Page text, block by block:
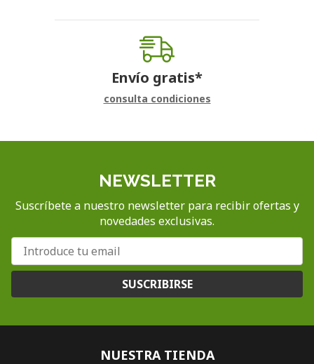
Envío gratis*
consulta condiciones
NEWSLETTER
Suscríbete a nuestro newsletter para recibir ofertas y
novedades exclusivas.
SUSCRIBIRSE
NUESTRA TIENDA